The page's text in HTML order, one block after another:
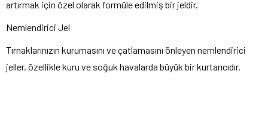
artırmak için özel olarak formüle edilmiş bir jeldir.
Nemlendirici Jel
Tırnaklarınızın kurumasını ve çatlamasını önleyen nemlendirici
jeller, özellikle kuru ve soğuk havalarda büyük bir kurtarıcıdır.